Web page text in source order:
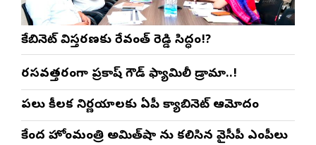
కేబినెట్ విస్తరణకు రేవంత్ రెడ్డి సిద్ధం!?
రసవత్తరంగా ప్రకాష్ గౌడ్ ఫ్యామిలీ డ్రామా..!
పలు కీలక నిర్ణయాలకు ఏపీ క్యాబినెట్ ఆమోదం
కేంద్ర హోంమంత్రి అమిత్‌షా ను కలిసిన వైసీపీ ఎంపీలు